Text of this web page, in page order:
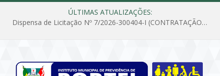
ÚLTIMAS ATUALIZAÇÕES:
Dispensa de Licitação Nº 7/2026-300404-I (CONTRATAÇÃO DE EMPRESA PARA MANUTENÇÃO E REPARAÇÃO DE APARELHOS DE AR CONDICIONADO, EM ATENDIMENTO ÀS NECESSIDADES DO INSTITUTO DE PREVIDÊNCIA MUNICIPAL DE PORTEL/PA)